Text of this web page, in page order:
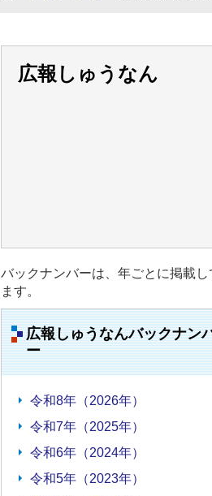
広報しゅうなん
バックナンバーは、年ごとに掲載し
ます。
広報しゅうなんバックナン
ー
令和8年（2026年）
令和7年（2025年）
令和6年（2024年）
令和5年（2023年）